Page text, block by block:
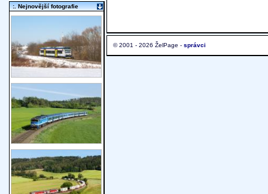
© 2001 - 2026 ŽelPage - správci
:. Nejnovější fotografie